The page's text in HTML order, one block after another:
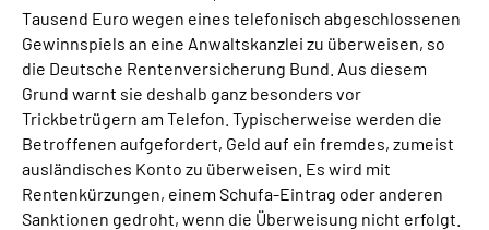
Mein Kundenportal
Tausend Euro wegen eines telefonisch abgeschlossenen
Gewinnspiels an eine Anwaltskanzlei zu überweisen, so
die Deutsche Rentenversicherung Bund. Aus diesem
Grund warnt sie deshalb ganz besonders vor
Trickbetrügern am Telefon. Typischerweise werden die
Betroffenen aufgefordert, Geld auf ein fremdes, zumeist
ausländisches Konto zu überweisen. Es wird mit
Rentenkürzungen, einem Schufa-Eintrag oder anderen
Sanktionen gedroht, wenn die Überweisung nicht erfolgt.